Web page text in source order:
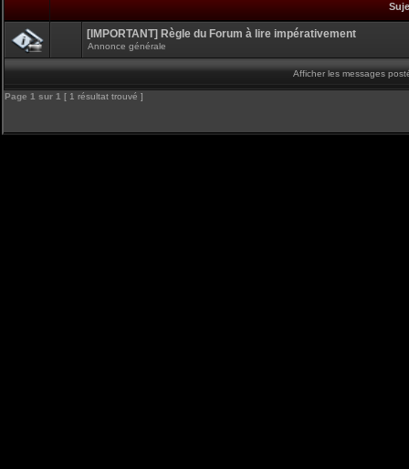
[IMPORTANT] Règle du Forum à lire impérativement
Annonce générale
Afficher les messages
Page 1 sur 1 [ 1 résultat trouvé ]